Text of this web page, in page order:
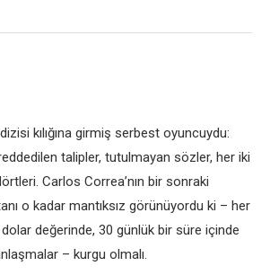
kılığına girmiş serbest oyuncuydu:
talipler, tutulmayan sözler, her iki
Carlos Correa’nın bir sonraki
o kadar mantıksız görünüyordu ki – her
değerinde, 30 günlük bir süre içinde
– kurgu olmalı.